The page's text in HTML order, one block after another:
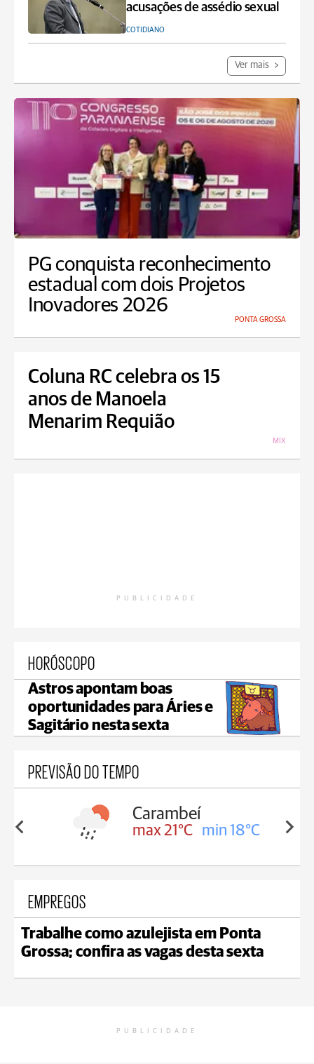
acusações de assédio sexual
COTIDIANO
Ver mais
PG conquista reconhecimento
estadual com dois Projetos
Inovadores 2026
PONTA GROSSA
Coluna RC celebra os 15
anos de Manoela
Menarim Requião
MIX
PUBLICIDADE
HORÓSCOPO
Astros apontam boas
oportunidades para Áries e
Sagitário nesta sexta
PREVISÃO DO TEMPO
18°C
Carambeí
max 21°C min 18°C
EMPREGOS
Trabalhe como azulejista em Ponta
Grossa; confira as vagas desta sexta
PUBLICIDADE